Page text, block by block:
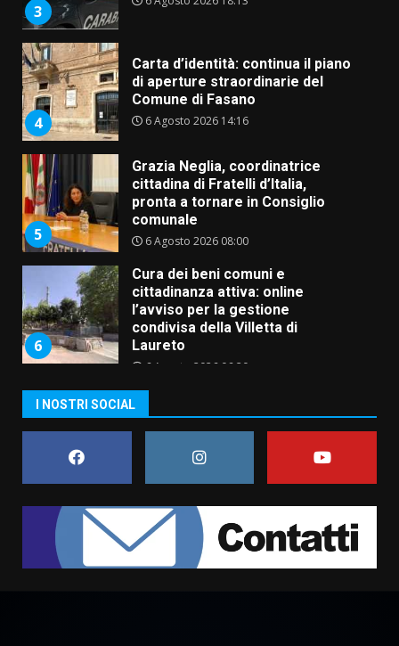
4 6 Agosto 2026 14:16
5
Grazia Neglia, coordinatrice
cittadina di Fratelli d’Italia,
pronta a tornare in Consiglio
comunale
6 Agosto 2026 08:00
6
Cura dei beni comuni e
cittadinanza attiva: online
l’avviso per la gestione
condivisa della Villetta di
Laureto
7
La magia del Minareto e la prima
assoluta de “L’Albergo
Belvedere. Il rapimento”
6 Agosto 2026 06:15
“I Contestatori: Musica di
Rivoluzione”: nuovo
7 Agosto 2026 06:05
2
US Fasano, Scianaro: “Profonda
amarezza per esclusione dal
campionato di calcio”
7 Agosto 2026 06:00
I NOSTRI SOCIAL